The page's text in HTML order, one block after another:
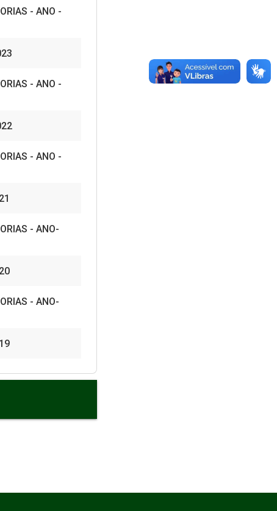
- ANO -
- ANO -
- ANO -
- ANO-
- ANO-